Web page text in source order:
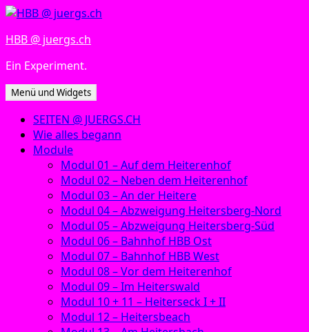
Zum
springen
HBB @ juergs.ch
Ein Experiment.
Menü und Widgets
SEITEN @ JUERGS.CH
Wie alles begann
Module
Modul 01 – Auf dem Heiterenhof
Modul 02 – Neben dem Heiterenhof
Modul 03 – An der Heitere
Modul 04 – Abzweigung Heitersberg-Nord
Modul 05 – Abzweigung Heitersberg-Süd
Modul 06 – Bahnhof HBB Ost
Modul 07 – Bahnhof HBB West
Modul 08 – Vor dem Heiterenhof
Modul 09 – Im Heiterswald
Modul 10 + 11 – Heiterseck I + II
Modul 12 – Heitersbeach